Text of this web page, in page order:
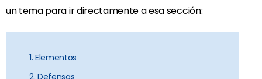
un tema para ir directamente a esa sección:
1. Elementos